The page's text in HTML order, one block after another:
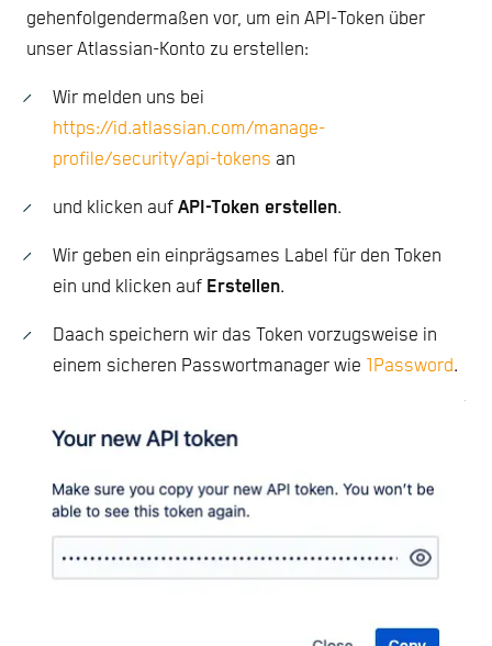
gehenfolgendermaßen vor, um ein API-Token über
unser Atlassian-Konto zu erstellen:
Wir melden uns bei
https://id.atlassian.com/manage-
profile/security/api-tokens an
und klicken auf API-Token erstellen.
Wir geben ein einprägsames Label für den Token
ein und klicken auf Erstellen.
Daach speichern wir das Token vorzugsweise in
einem sicheren Passwortmanager wie 1Password.